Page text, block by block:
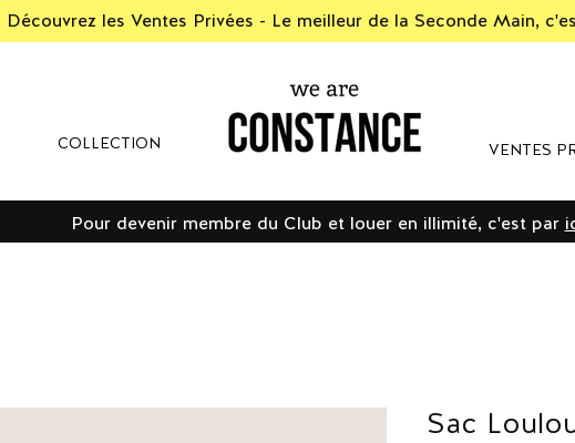
Découvrez les Ventes Privées - Le meilleur de la Seconde Main,
COLLECTION VENTES
Pour devenir membre du Club et louer en illimité, c'est par
Sac